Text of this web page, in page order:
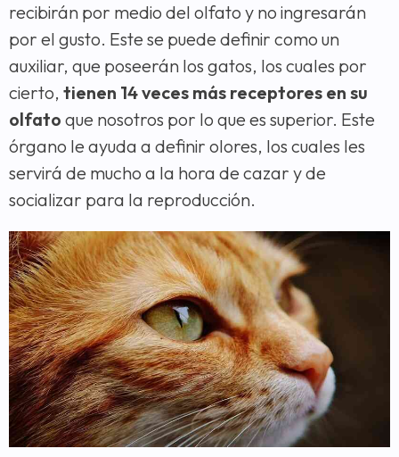
recibirán por medio del olfato y no ingresarán
por el gusto. Este se puede definir como un
auxiliar, que poseerán los gatos, los cuales por
cierto, tienen 14 veces más receptores en su
olfato que nosotros por lo que es superior. Este
órgano le ayuda a definir olores, los cuales les
servirá de mucho a la hora de cazar y de
socializar para la reproducción.